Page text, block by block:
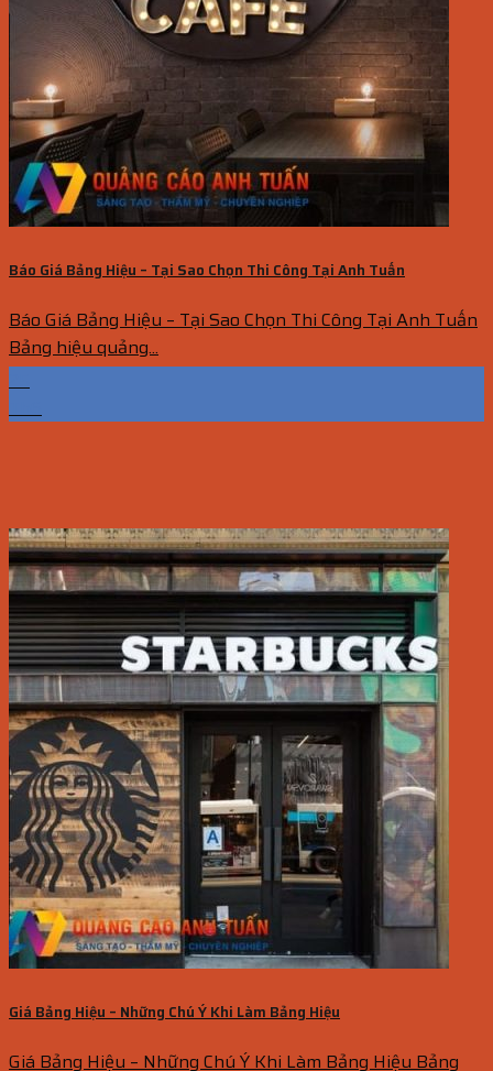
Báo Giá Bảng Hiệu – Tại Sao Chọn Thi Công Tại Anh Tuấn
Báo Giá Bảng Hiệu – Tại Sao Chọn Thi Công Tại Anh Tuấn
Bảng hiệu quảng...
25
Th6
Giá Bảng Hiệu – Những Chú Ý Khi Làm Bảng Hiệu
Giá Bảng Hiệu – Những Chú Ý Khi Làm Bảng Hiệu Bảng